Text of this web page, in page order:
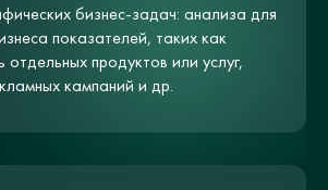
бизнес-задач: анализа для
показателей, таких как
отдельных продуктов или услуг,
кампаний и др.